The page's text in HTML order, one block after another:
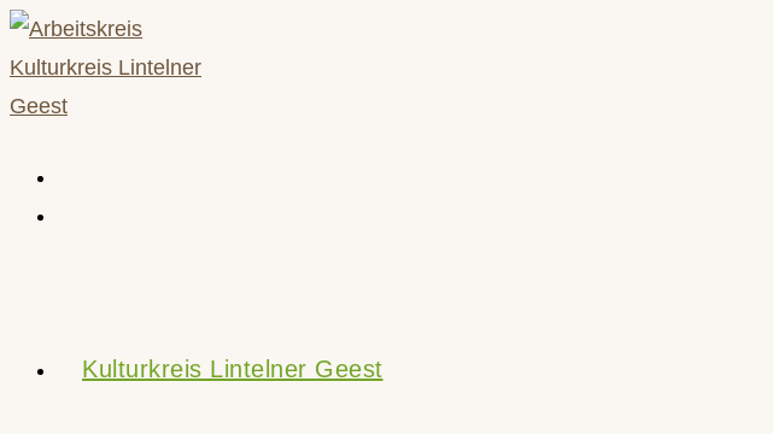
Zum
Inhalt
springen
Kulturkreis Lintelner Geest